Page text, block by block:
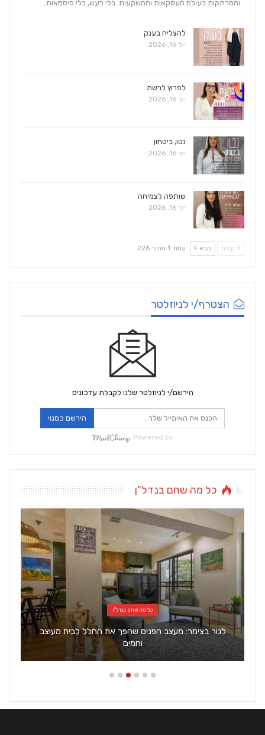
והמרתקות בעולם העסקאות וההשקעות. בלי רעש, בלי סיסמאות…
להצליח בענק
יול 16, 2026
לפרוץ לרשת
יול 16, 2026
נטו, ביטחון
יול 16, 2026
שותפה לצמיחה
יול 16, 2026
קודם הבא עמוד 1 מתוך 226
הצטרף/י לניוזלטר
הירשם/י לניוזלטר שלנו לקבלת עדכונים
הירשם כמנוי
Powered by
כל מה שחם בנדל"ן
כל מה שחם בנדל"ן
לגור בצימר: מעצב הפנים שהפך את החלל לבית מעוצב
וחמים